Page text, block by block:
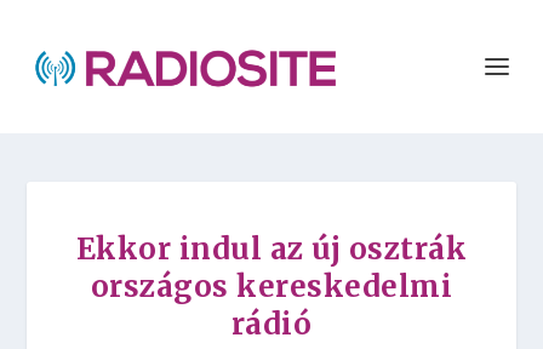
Ekkor indul az új osztrák
országos kereskedelmi
rádió